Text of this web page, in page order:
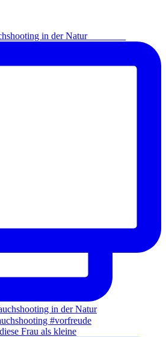
in der Natur ⠀⠀⠀⠀⠀
Frau als kleine